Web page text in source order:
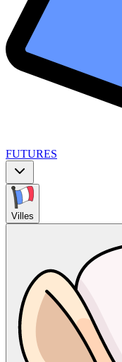
FUTURES
Villes